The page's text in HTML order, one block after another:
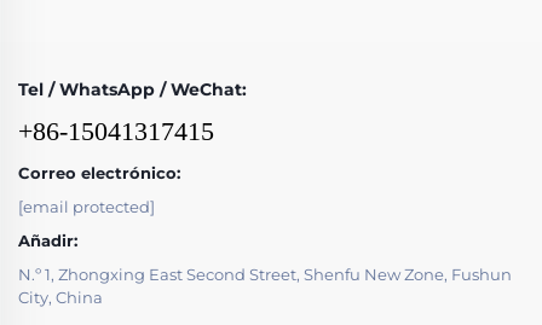
Tel / WhatsApp / WeChat:
+86-15041317415
Correo electrónico:
[email protected]
Añadir:
N.º 1, Zhongxing East Second Street, Shenfu New Zone, Fushun
City, China